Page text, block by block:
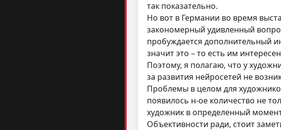
так показательно.
Но вот в Германии во время
закономерный удивленный
пробуждается дополнительный
значит это – то есть им
Поэтому, я полагаю, что у
за развития нейросетей не
Проблемы в целом для
появилось н-ое количество не
художник в определенный
Объективности ради, стоит